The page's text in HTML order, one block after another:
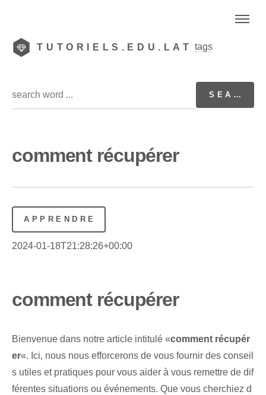
TUTORIELS.EDU.LAT tags
comment récupérer
APPRENDRE
2024-01-18T21:28:26+00:00
comment récupérer
Bienvenue‍ dans notre article intitulé «comment récupér
er«. Ici, nous nous efforcerons de vous fournir des conseil
s utiles et pratiques pour vous aider à vous remettre de dif
férentes situations ou événements. Que vous cherchiez d